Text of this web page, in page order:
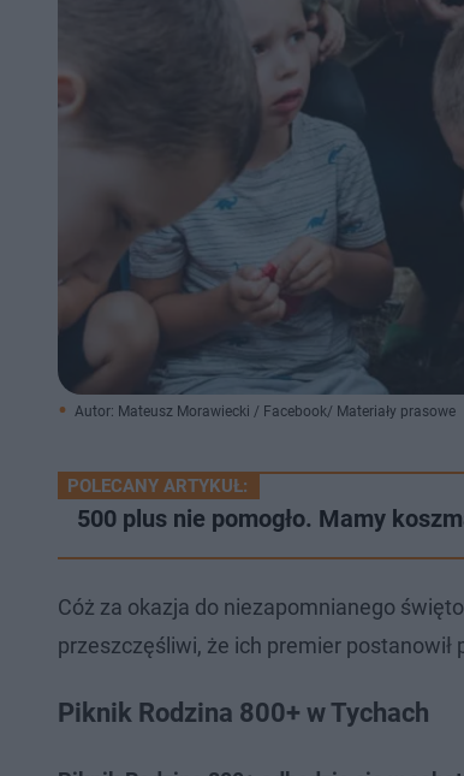
Autor: Mateusz Morawiecki / Facebook/ Materiały prasowe
POLECANY ARTYKUŁ:
500 plus nie pomogło. Mamy
Cóż za okazja do niezapomnianego
przeszczęśliwi, że ich premier
Piknik Rodzina 800+ w Tychach